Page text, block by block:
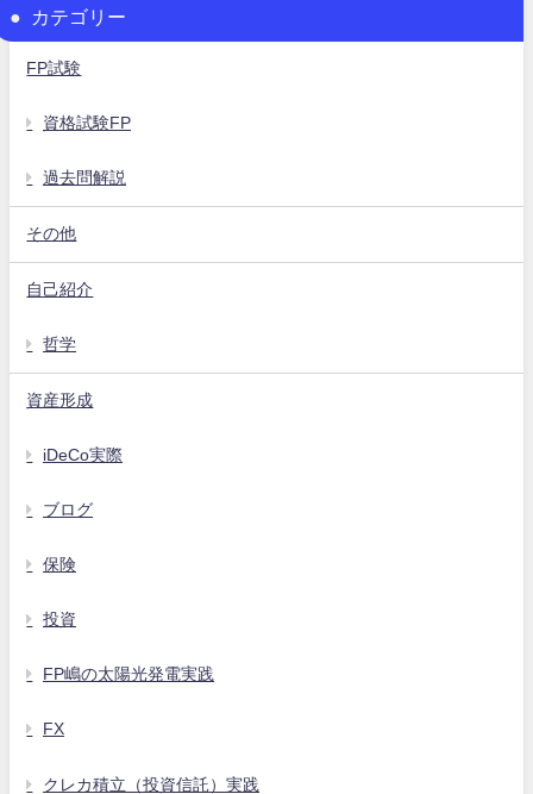
カテゴリー
FP試験
資格試験FP
過去問解説
その他
自己紹介
哲学
資産形成
iDeCo実際
ブログ
保険
投資
FP嶋の太陽光発電実践
FX
クレカ積立（投資信託）実践